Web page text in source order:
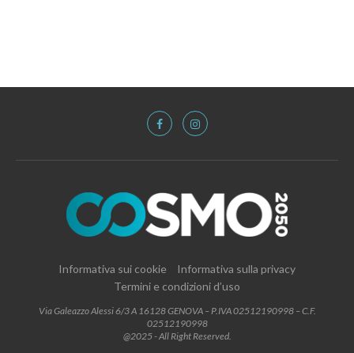
Informativa sui cookie
Informativa sulla privacy
Termini e condizioni d’uso
Via Galeazzo Alessi 6/3 A 16128 GENOVA – P.IVA 02512190998 – C.F.
02512190998
@2025 - All Right Reserved.